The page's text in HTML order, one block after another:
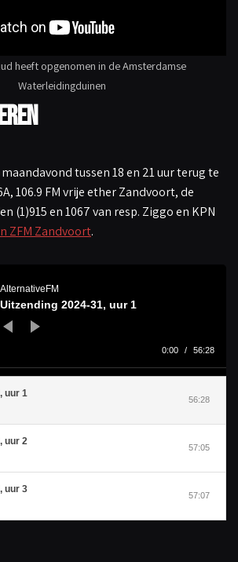
heeft opgenomen in de Amsterdamse
Waterleidingduinen
tussen 18 en 21 uur terug te
106.9 FM vrije ether Zandvoort, de
(1)915 en 1067 van resp. Ziggo en KPN
ZFM Zandvoort.
AlternativeFM
Uitzending 2024-31, uur 1
0:00 / 56:28
uur 1
56:28
uur 2
57:05
uur 3
57:07